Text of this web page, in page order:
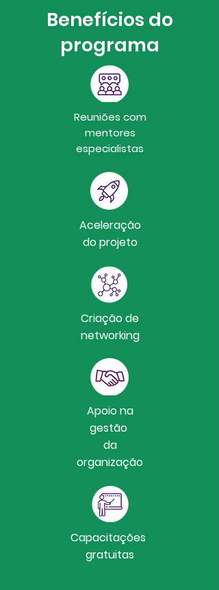
Benefícios do
programa
Reuniões com
mentores
especialistas
Aceleração
do projeto
Criação de
networking
Apoio na
gestão
da
organização
Capacitações
gratuitas